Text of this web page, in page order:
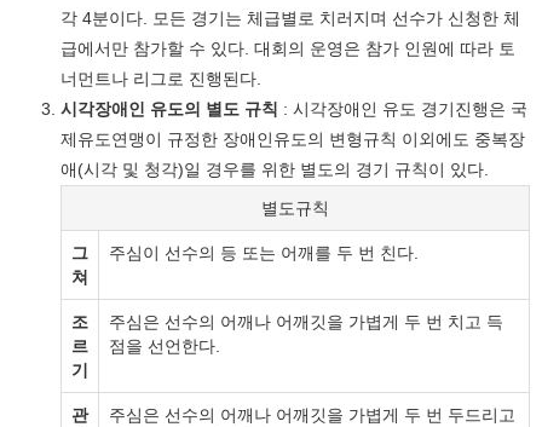
각 4분이다. 모든 경기는 체급별로 치러지며 선수가 신청한 체
급에서만 참가할 수 있다. 대회의 운영은 참가 인원에 따라 토
너먼트나 리그로 진행된다.
시각장애인 유도의 별도 규칙 : 시각장애인 유도 경기진행은 국
제유도연맹이 규정한 장애인유도의 변형규칙 이외에도 중복장
애(시각 및 청각)일 경우를 위한 별도의 경기 규칙이 있다.
별도규칙
그
쳐
주심이 선수의 등 또는 어깨를 두 번 친다.
조
르
기
주심은 선수의 어깨나 어깨깃을 가볍게 두 번 치고 득
점을 선언한다.
관
주심은 선수의 어깨나 어깨깃을 가볍게 두 번 두드리고